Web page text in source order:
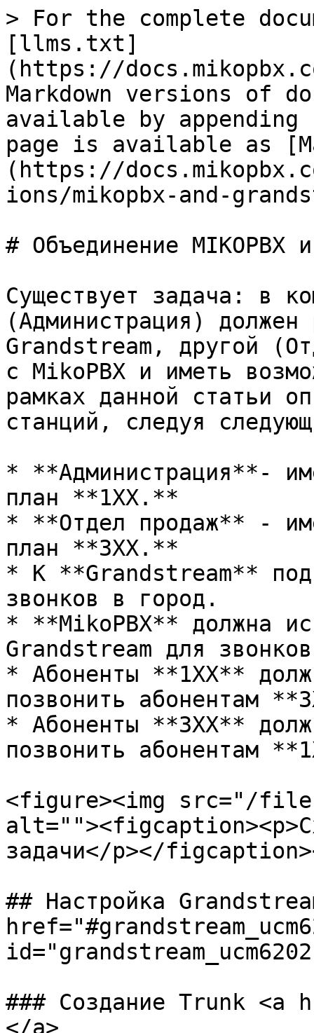
> For the complete
[llms.txt]
(https://
Markdown versions of
available by
page is available as
(https://
ions/mikopbx-and-
# Объединение MIKOPBX
Существует задача: в
(Администрация)
Grandstream, другой
с MikoPBX и иметь
рамках данной статьи
станций, следуя
* **Администрация**-
план **1XX.**
* **Отдел продаж** -
план **3XX.**
* К **Grandstream**
звонков в город.
* **MikoPBX** должна
Grandstream для
* Абоненты **1XX**
позвонить абонентам
* Абоненты **3XX**
позвонить абонентам
<figure><img src="/files/
задачи</p></
## Настройка
### Создание Trunk
</a>